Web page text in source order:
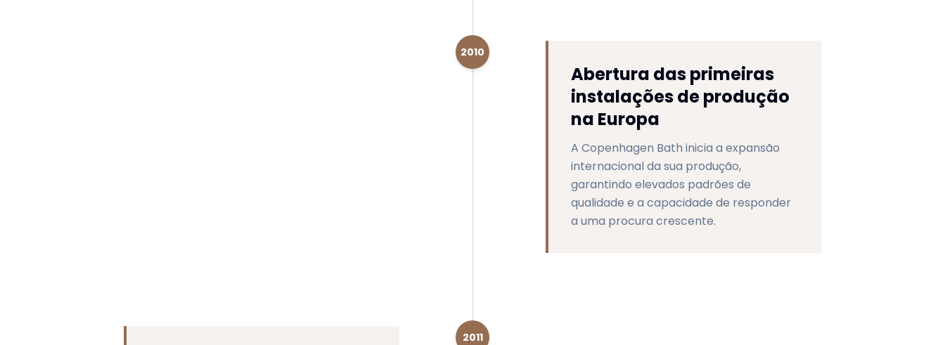
2010
Abertura das primeiras
instalações de produção
na Europa
A Copenhagen Bath inicia a expansão
internacional da sua produção,
garantindo elevados padrões de
qualidade e a capacidade de responder
a uma procura crescente.
2011